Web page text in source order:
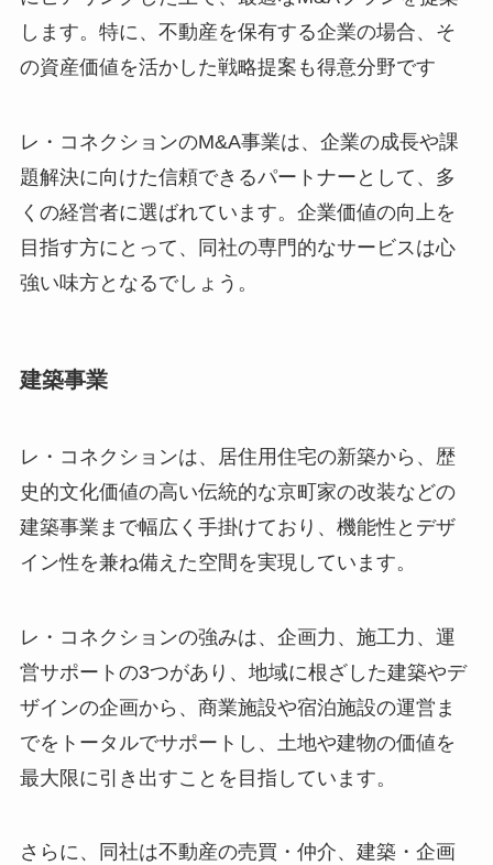
します。特に、不動産を保有する企業の場合、そ
の資産価値を活かした戦略提案も得意分野です
レ・コネクションのM&A事業は、企業の成長や課
題解決に向けた信頼できるパートナーとして、多
くの経営者に選ばれています。企業価値の向上を
目指す方にとって、同社の専門的なサービスは心
強い味方となるでしょう。
建築事業
レ・コネクションは、居住用住宅の新築から、歴
史的文化価値の高い伝統的な京町家の改装などの
建築事業まで幅広く手掛けており、機能性とデザ
イン性を兼ね備えた空間を実現しています。
レ・コネクションの強みは、企画力、施工力、運
営サポートの3つがあり、地域に根ざした建築やデ
ザインの企画から、商業施設や宿泊施設の運営ま
でをトータルでサポートし、土地や建物の価値を
最大限に引き出すことを目指しています。
さらに、同社は不動産の売買・仲介、建築・企画